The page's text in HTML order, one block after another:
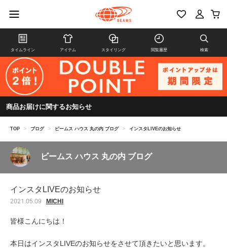
タイムライン アイテム スタイリング 閲覧履歴 検索
商品お届けに関するお知らせ
TOP > ブログ > ビームス ハウス 丸の内 ブログ > インスタLIVEのお知らせ
ビームス ハウス 丸の内 ブログ
インスタLIVEのお知らせ
2021.05.09 MICHI
皆様こんにちは！
本日はインスタLIVEのお知らせをさせて頂きたいと思います。